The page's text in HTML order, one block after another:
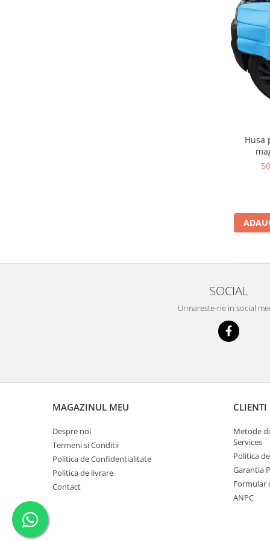
Husa
SOCIAL
Urmareste-ne in social
MAGAZINUL MEU
Despre noi
Termeni si Conditii
Politica de Confidentialitate
Politica de livrare
Contact
CLIENTI
Metode
Services
Politica
Garantia
Formular
ANPC